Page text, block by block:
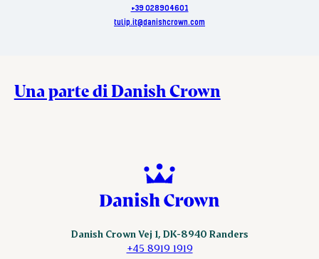
+39 028904601
tulip.it@danishcrown.com
Una parte di Danish Crown
Danish Crown Vej 1, DK-8940 Randers
+45 8919 1919